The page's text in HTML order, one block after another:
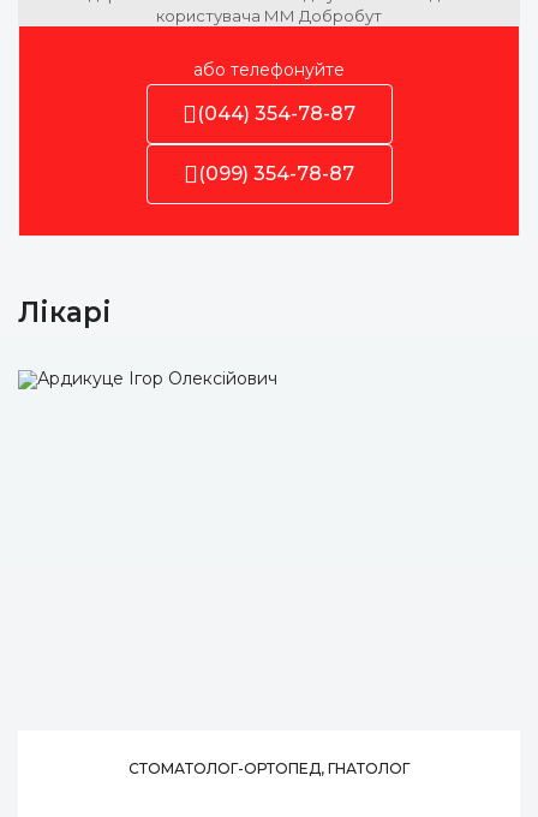
користувача ММ Добробут
або телефонуйте
(044) 354-78-87
(099) 354-78-87
Лікарі
СТОМАТОЛОГ-ОРТОПЕД, ГНАТОЛОГ